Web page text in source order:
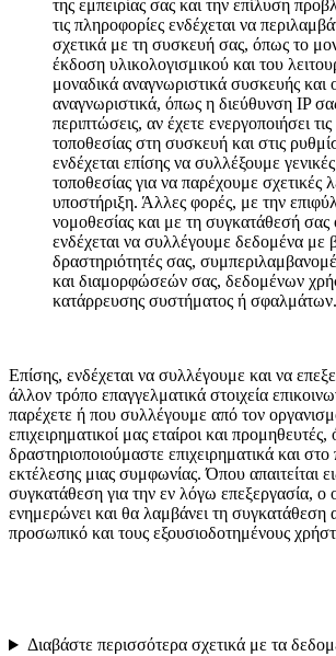
της εμπειρίας σας και την επίλυση
τις πληροφορίες ενδέχεται να
σχετικά με τη συσκευή σας, όπως το
έκδοση υλικολογισμικού και του
μοναδικά αναγνωριστικά συσκευής και
αναγνωριστικά, όπως η διεύθυνση IP
περιπτώσεις, αν έχετε ενεργοποιήσει
τοποθεσίας στη συσκευή και στις
ενδέχεται επίσης να συλλέξουμε
τοποθεσίας για να παρέχουμε σχετικές
υποστήριξη. Άλλες φορές, με την
νομοθεσίας και με τη συγκατάθεσή σας
ενδέχεται να συλλέγουμε δεδομένα με
δραστηριότητές σας,
και διαμορφώσεών σας, δεδομένων
κατάρρευσης συστήματος ή σφαλμάτων.
Επίσης, ενδέχεται να συλλέγουμε και να
άλλον τρόπο επαγγελματικά στοιχεία
παρέχετε ή που συλλέγουμε από τον
επιχειρηματικοί μας εταίροι και προμηθευτές,
δραστηριοποιούμαστε επιχειρηματικά και στο
εκτέλεσης μιας συμφωνίας. Όπου απαιτείται
συγκατάθεση για την εν λόγω επεξεργασία, ο
ενημερώνει και θα λαμβάνει τη συγκατάθεση
προσωπικό και τους εξουσιοδοτημένους
Διαβάστε περισσότερα σχετικά με τα